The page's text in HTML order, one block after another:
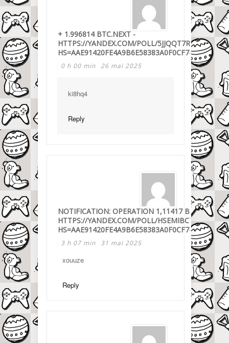
+ 1.996814 BTC.NEXT -
HTTPS://YANDEX.COM/POLL/
HS=AAE91420FE4A9B6E58383A0F0CF743C8&
0 h 00 min 26 mai 2025
ki8hq4
Reply
NOTIFICATION: OPERATION 1,11417 BTC.
HTTPS://YANDEX.COM/POLL/
HS=AAE91420FE4A9B6E58383A0F0CF743C8&
3 h 07 min 31 mai 2025
xouuze
Reply